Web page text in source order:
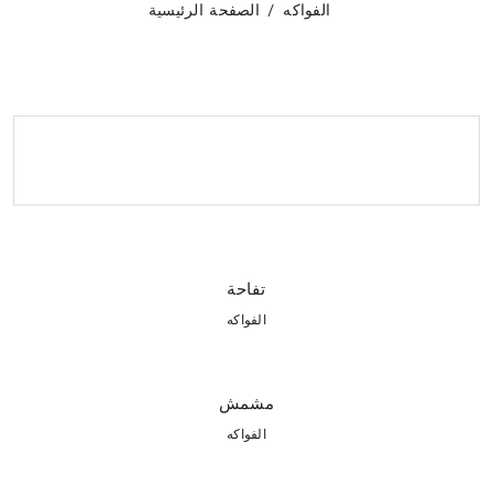
الصفحة الرئيسية الفواكه
تفاحة
الفواكه
مشمش
الفواكه